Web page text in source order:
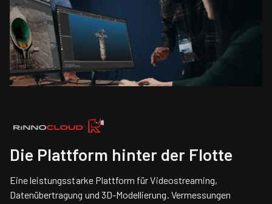
Die Plattform hinter der Flotte
Eine leistungsstarke Plattform für Videostreaming,
Datenübertragung und 3D-Modellierung. Vermessungen